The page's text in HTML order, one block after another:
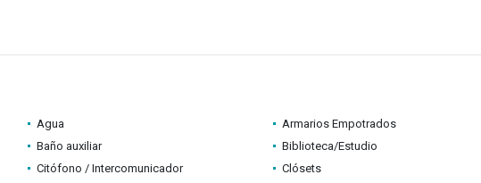
Agua
Armarios Empotrados
Baño auxiliar
Biblioteca/Estudio
Citófono / Intercomunicador
Clósets